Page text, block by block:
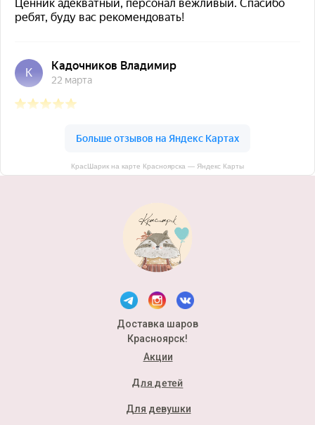
КрасШарик на карте Красноярска — Яндекс Карты
Доставка шаров
Красноярск!
Акции
Для детей
Для девушки